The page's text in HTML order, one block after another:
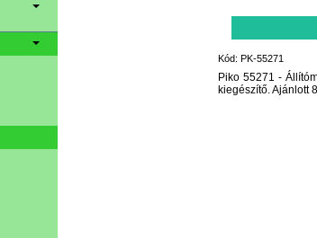
Kód: PK-55271
Piko 55271 -
kiegészítő. Ajánlott